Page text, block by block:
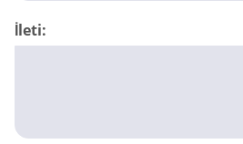
İleti: